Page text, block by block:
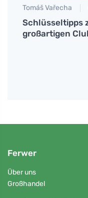
Tomáš Vařecha
Schlüsseltipps
großartigen
Ferwer
Über uns
Großhandel